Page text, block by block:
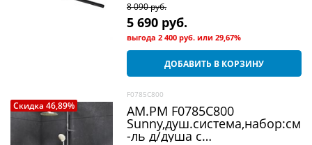
8 090 руб.
5 690 руб.
выгода2 400 руб. или29,67%
ДОБАВИТЬ В КОРЗИНУ
Скидка 46,89%
F0785C800
AM.PM F0785C800
Sunny,душ.система,набор:см
-ль д/душа с